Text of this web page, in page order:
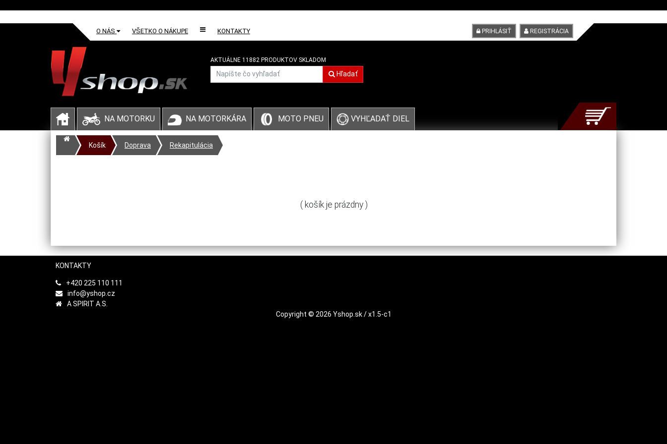
O NÁS VŠETKO O NÁKUPE KONTAKTY PRIHLÁSIŤ REGISTRÁCIA
AKTUÁLNE 11882 PRODUKTOV SKLADOM
Hľadať
NA MOTORKU NA MOTORKÁRA MOTO PNEU VYHĽADAŤ DIEL
Košík Doprava Rekapitulácia
( košík je prázdny )
KONTAKTY
+420 225 110 111
info@yshop.cz
A SPIRIT A.S.
Copyright © 2026 Yshop.sk / x1.5-c1